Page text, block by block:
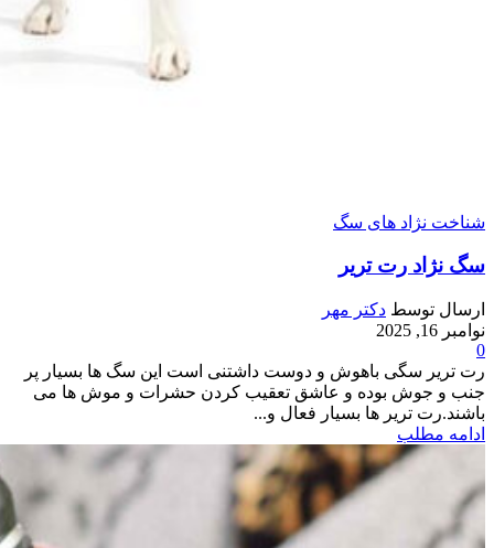
شناخت نژاد های سگ
سگ نژاد رت تریر
ارسال توسط دکتر مهر
نوامبر 16, 2025
0
رت تریر سگی باهوش و دوست داشتنی است این سگ ها بسیار پر
جنب و جوش بوده و عاشق تعقیب کردن حشرات و موش ها می
باشند.رت تریر ها بسیار فعال و...
ادامه مطلب